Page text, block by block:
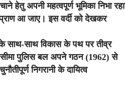
हेतु अपनी महत्वपूर्ण भूमिका निभा रहा
आ जाए। इस वर्दी को देखकर
के साथ-साथ विकास के पथ पर तीव्र
सीमा पुलिस बल अपने गठन (1962) से
निगरानी के दायित्व